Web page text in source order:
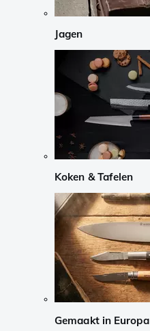
Jagen
Koken & Tafelen
Gemaakt in Europa